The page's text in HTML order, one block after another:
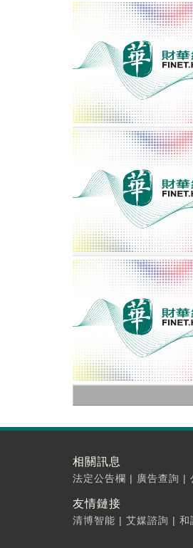
相關訊息
法定公告欄 | 廣告查詢 |
友情鏈接
清博智能 | 艾媒諮詢 | 和